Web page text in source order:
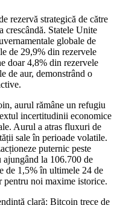
rezervă strategică de către
crescândă. Statele Unite
globale de
de 29,9% din rezervele
doar 4,8% din rezervele
de aur, demonstrând o
aurul rămâne un refugiu
incertitudinii economice
Aurul a atras fluxuri de
sale în perioade volatile.
puternic peste
la 106.700 de
de 1,5% în ultimele 24 de
noi maxime istorice.
clară: Bitcoin trece de